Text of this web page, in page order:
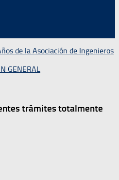
de la Asociación de Ingenieros
GENERAL
trámites totalmente